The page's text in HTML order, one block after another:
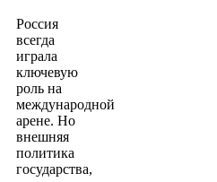
Россия
всегда
играла
ключевую
роль на
международной
арене. Но
внешняя
политика
государства,